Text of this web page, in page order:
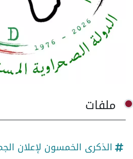
ملفات
الذكرى الخمسون لإعلان